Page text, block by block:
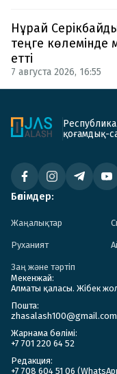
Нұрай
теңге
етті
7 августа 2026, 16:55
қоғамдық-
Бөлімдер:
Жаңалықтар
Руханият
Заң және тәртіп
Мекенжай:
Алматы қаласы. Жібек
Пошта:
zhasalash100@gmail.com
Жарнама бөлімі:
+7 701 220 64 52
Редакция:
+7 708 604 51 06